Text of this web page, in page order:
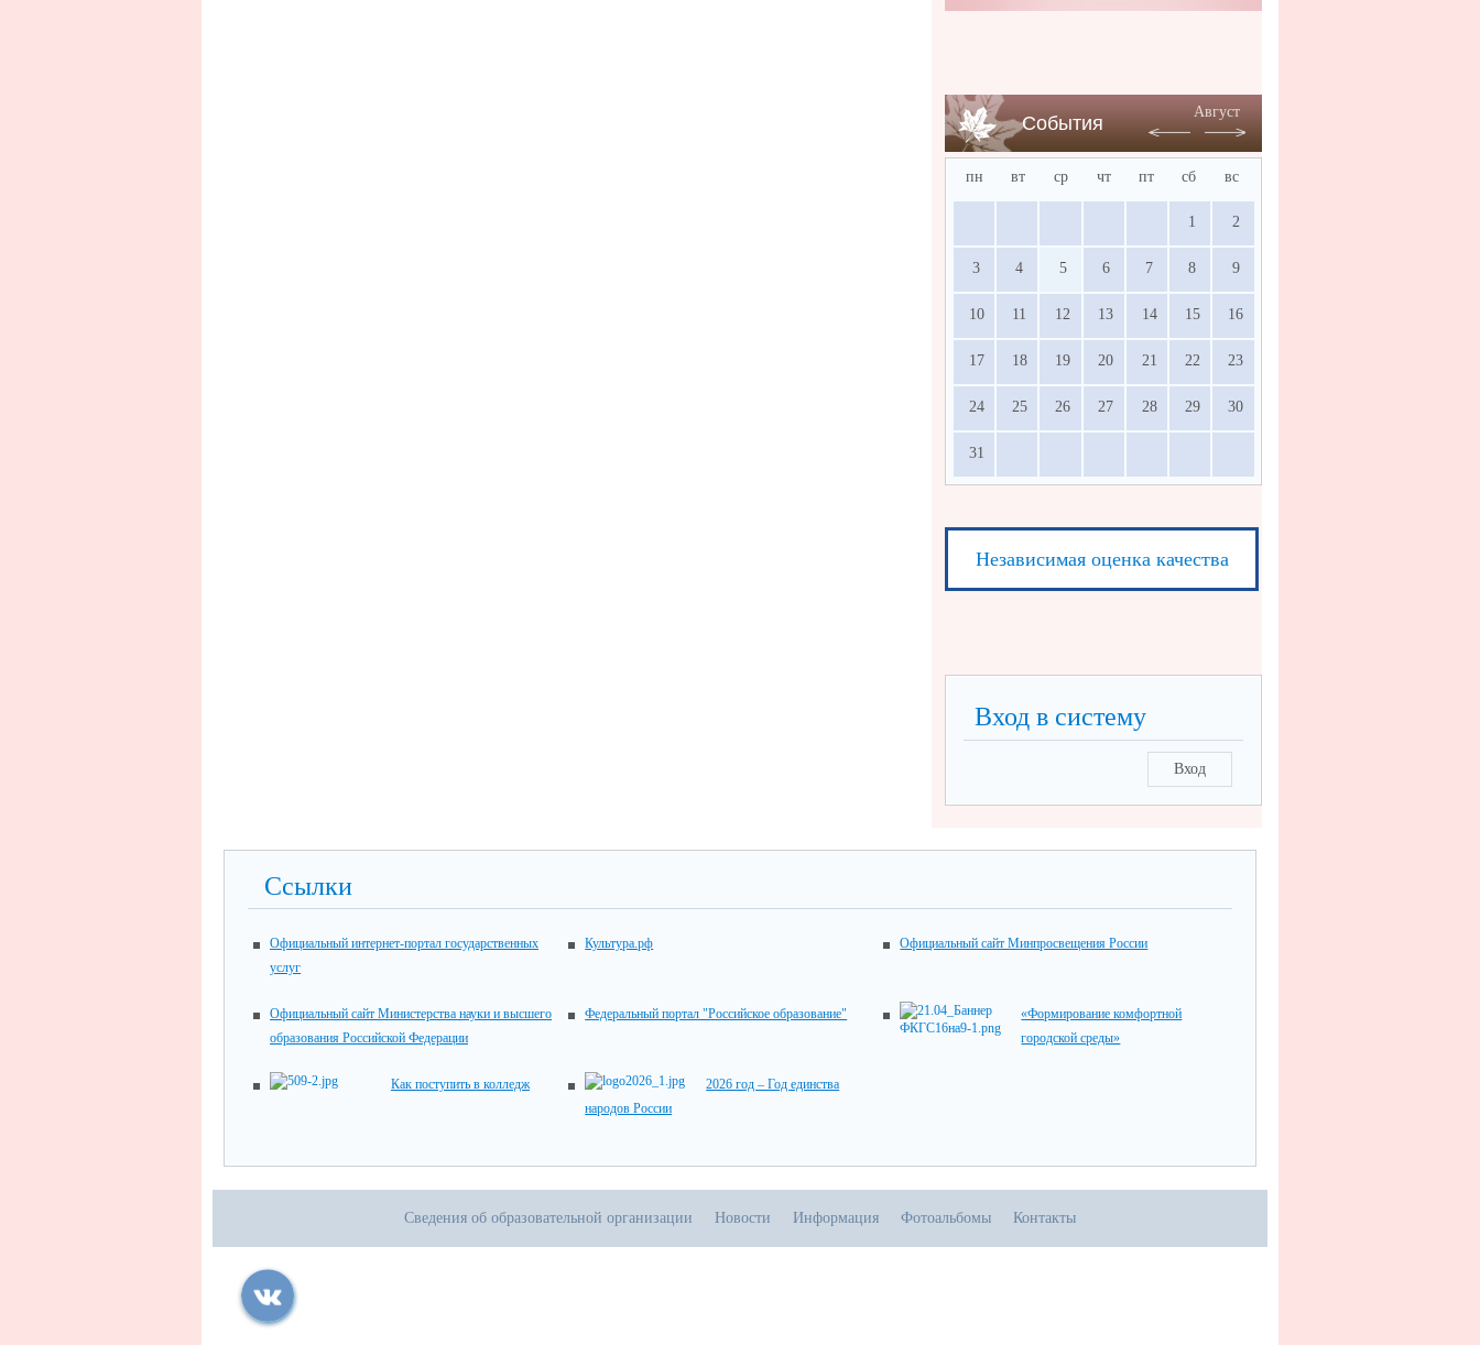
События
Август
пн вт ср чт пт сб вс
1 2
3 4 5 6 7 8 9
10 11 12 13 14 15 16
17 18 19 20 21 22 23
24 25 26 27 28 29 30
31
Независимая оценка качества
Вход в систему
Вход
Ссылки
Официальный интернет-портал государственных
услуг
Культура.рф Официальный сайт Минпросвещения России
Официальный сайт Министерства науки и высшего
образования Российской Федерации
Федеральный портал "Российское образование"
«Формирование комфортной
городской среды»
Как поступить в колледж
2026 год – Год единства
народов России
Сведения об образовательной организации Новости Информация Фотоальбомы Контакты